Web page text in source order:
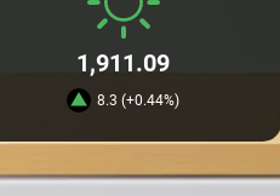
1,911.09
8.3 (+0.44%)